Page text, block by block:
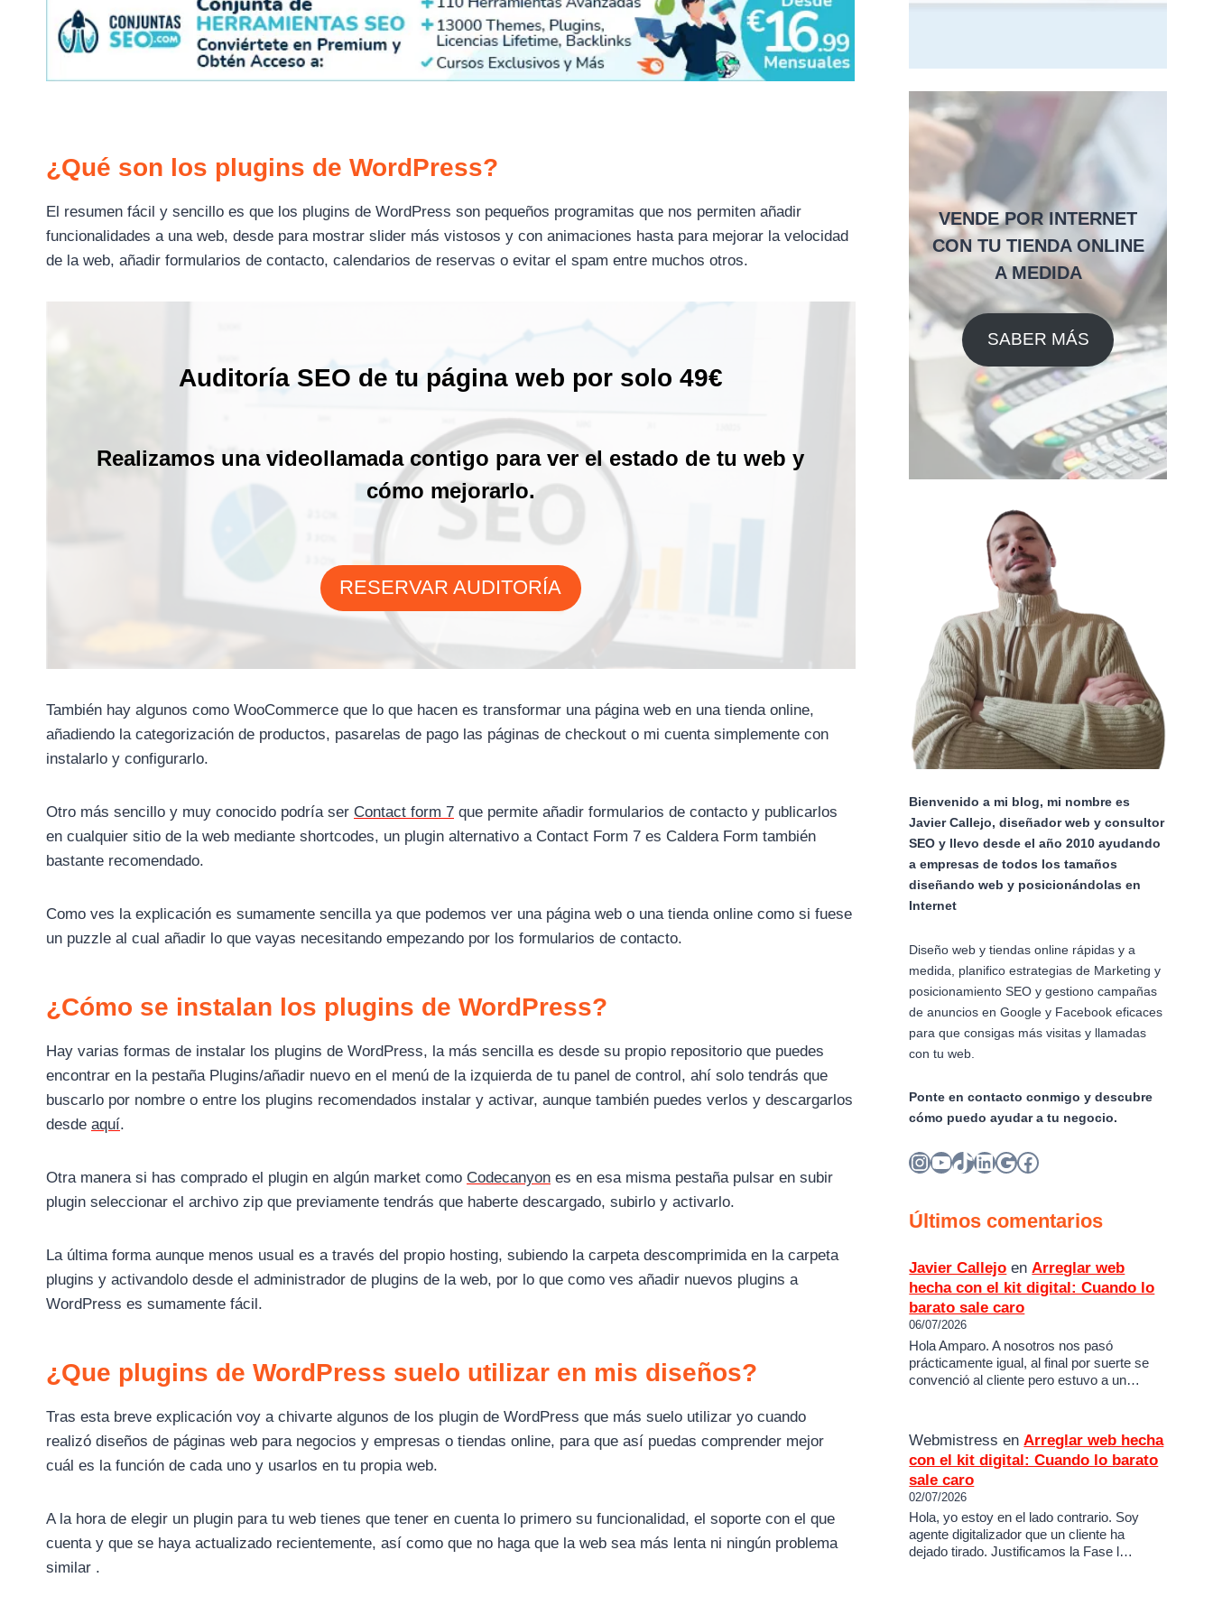
¿Qué son los plugins de WordPress?
El resumen fácil y sencillo es que los plugins de WordPress son pequeños programitas que nos permiten añadir
funcionalidades a una web, desde para mostrar slider más vistosos y con animaciones hasta para mejorar la velocidad
de la web, añadir formularios de contacto, calendarios de reservas o evitar el spam entre muchos otros.
Auditoría SEO de tu página web por solo 49€
Realizamos una videollamada contigo para ver el estado de tu web y
cómo mejorarlo.
RESERVAR AUDITORÍA
También hay algunos como WooCommerce que lo que hacen es transformar una página web en una tienda online,
añadiendo la categorización de productos, pasarelas de pago las páginas de checkout o mi cuenta simplemente con
instalarlo y configurarlo.
Otro más sencillo y muy conocido podría ser Contact form 7 que permite añadir formularios de contacto y publicarlos
en cualquier sitio de la web mediante shortcodes, un plugin alternativo a Contact Form 7 es Caldera Form también
bastante recomendado.
Como ves la explicación es sumamente sencilla ya que podemos ver una página web o una tienda online como si fuese
un puzzle al cual añadir lo que vayas necesitando empezando por los formularios de contacto.
¿Cómo se instalan los plugins de WordPress?
Hay varias formas de instalar los plugins de WordPress, la más sencilla es desde su propio repositorio que puedes
encontrar en la pestaña Plugins/añadir nuevo en el menú de la izquierda de tu panel de control, ahí solo tendrás que
buscarlo por nombre o entre los plugins recomendados instalar y activar, aunque también puedes verlos y descargarlos
desde aquí.
Otra manera si has comprado el plugin en algún market como Codecanyon es en esa misma pestaña pulsar en subir
plugin seleccionar el archivo zip que previamente tendrás que haberte descargado, subirlo y activarlo.
La última forma aunque menos usual es a través del propio hosting, subiendo la carpeta descomprimida en la carpeta
plugins y activandolo desde el administrador de plugins de la web, por lo que como ves añadir nuevos plugins a
WordPress es sumamente fácil.
¿Que plugins de WordPress suelo utilizar en mis diseños?
Tras esta breve explicación voy a chivarte algunos de los plugin de WordPress que más suelo utilizar yo cuando
realizó diseños de páginas web para negocios y empresas o tiendas online, para que así puedas comprender mejor
cuál es la función de cada uno y usarlos en tu propia web.
A la hora de elegir un plugin para tu web tienes que tener en cuenta lo primero su funcionalidad, el soporte con el que
cuenta y que se haya actualizado recientemente, así como que no haga que la web sea más lenta ni ningún problema
similar .
VENDE POR INTERNET
CON TU TIENDA ONLINE
A MEDIDA
SABER MÁS
Bienvenido a mi blog, mi nombre es
Javier Callejo, diseñador web y consultor
SEO y llevo desde el año 2010 ayudando
a empresas de todos los tamaños
diseñando web y posicionándolas en
Internet
Diseño web y tiendas online rápidas y a
medida, planifico estrategias de Marketing y
posicionamiento SEO y gestiono campañas
de anuncios en Google y Facebook eficaces
para que consigas más visitas y llamadas
con tu web.
Ponte en contacto conmigo y descubre
cómo puedo ayudar a tu negocio.
Instagram
YouTube
TikTok
LinkedIn
Google
Facebook
Últimos comentarios
Javier Callejo enArreglar web
hecha con el kit digital: Cuando lo
barato sale caro
06/07/2026
Hola Amparo. A nosotros nos pasó
prácticamente igual, al final por suerte se
convenció al cliente pero estuvo a un…
Webmistress enArreglar web hecha
con el kit digital: Cuando lo barato
sale caro
02/07/2026
Hola, yo estoy en el lado contrario. Soy
agente digitalizador que un cliente ha
dejado tirado. Justificamos la Fase l…